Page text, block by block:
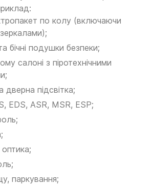
по колу (включаючи
бічні подушки безпеки;
салоні з піротехнічними
дверна підсвітка;
EDS, ASR, MSR, ESP;
паркування;